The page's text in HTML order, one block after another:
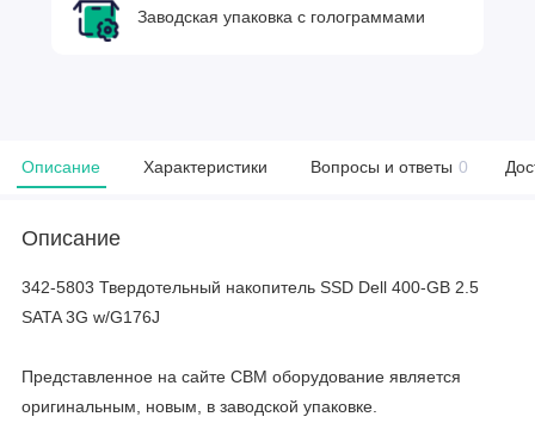
Заводская упаковка с голограммами
Описание Характеристики Вопросы и ответы 0
Описание
342-5803 Твердотельный накопитель SSD Dell 400-GB 2.5
SATA 3G w/G176J
Представленное на сайте CBM оборудование является
оригинальным, новым, в заводской упаковке.